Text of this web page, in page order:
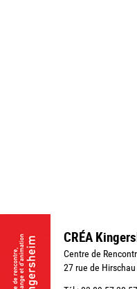
CRÉA
Centre de
27 rue de